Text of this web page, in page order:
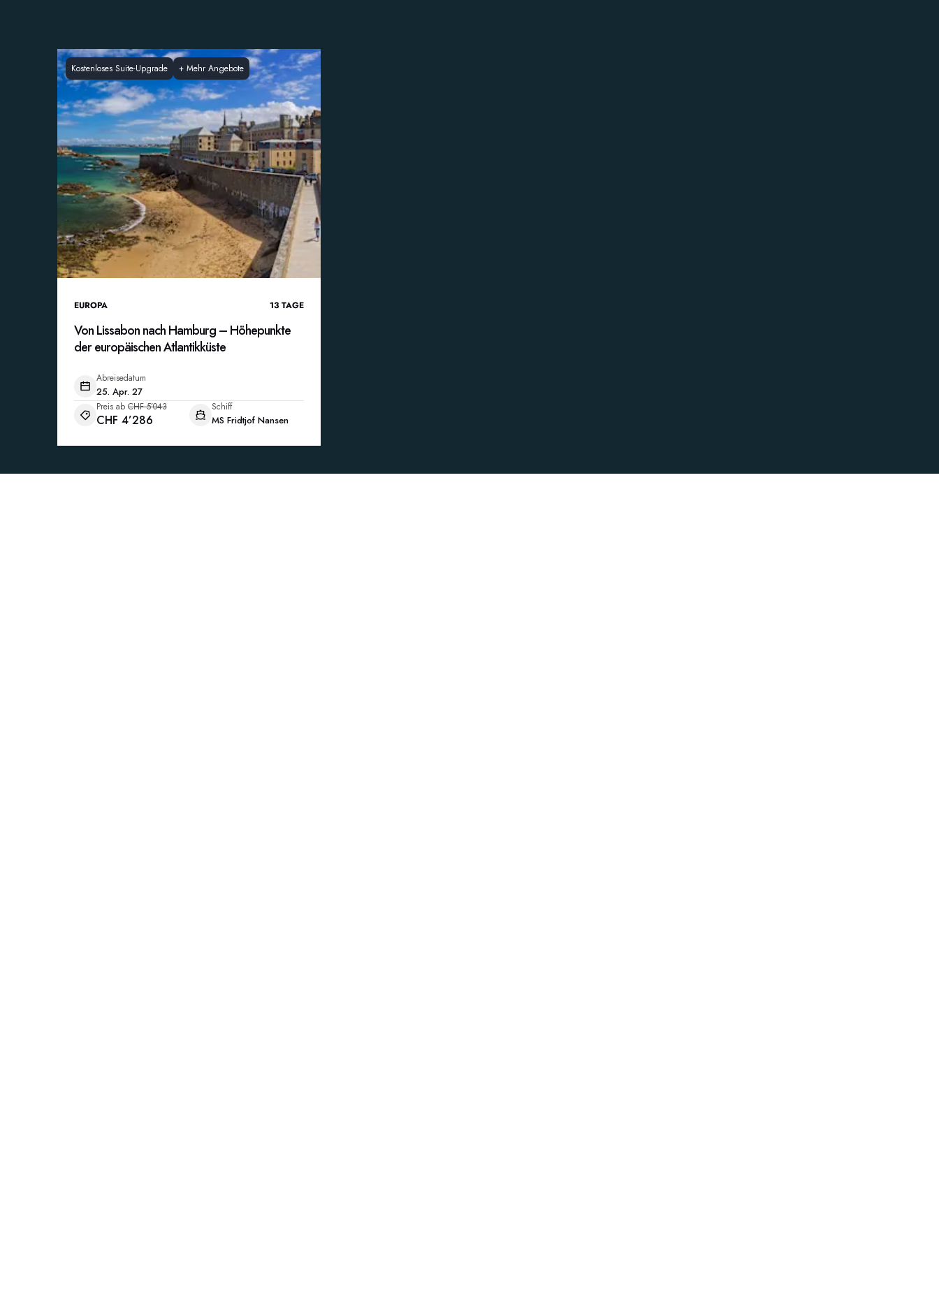
Kostenloses Suite-Upgrade + Mehr Angebote
EUROPA 13 TAGE
Von Lissabon nach Hamburg – Höhepunkte
der europäischen Atlantikküste
Abreisedatum
25. Apr. 27
Preis ab CHF 5’043
CHF 4’286
Schiff
MS Fridtjof Nansen